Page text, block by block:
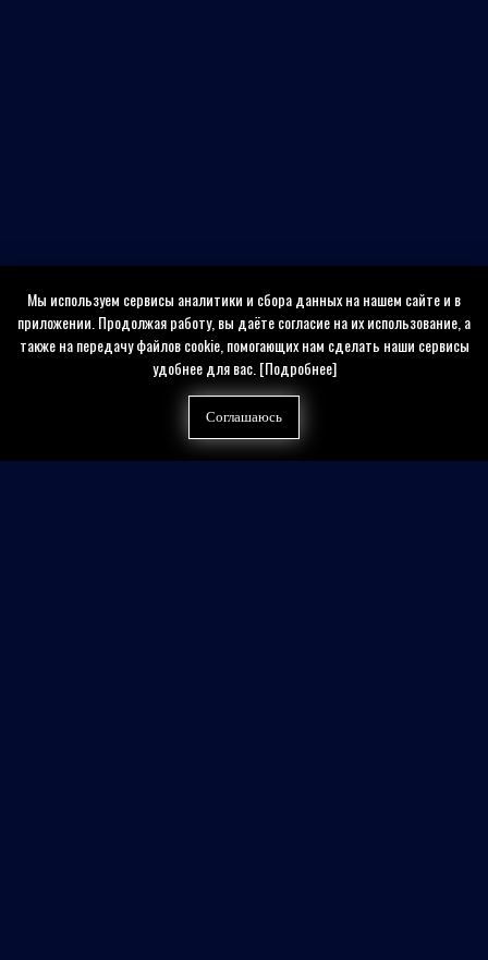
Мы используем сервисы аналитики и сбора данных на нашем сайте и в
приложении. Продолжая работу, вы даёте согласие на их использование, а
также на передачу файлов cookie, помогающих нам сделать наши сервисы
удобнее для вас.[Подробнее]
Соглашаюсь